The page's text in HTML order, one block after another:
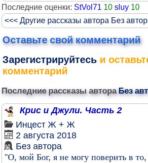
Последние оценки: StVol71 10 sluy 10
<<< Другие рассказы автора Без
Оставьте свой комментарий
Зарегистрируйтесь и
комментарий
Последние рассказы автораБез
Крис и Джули. Часть 2
Инцест Ж + Ж
2 августа 2018
Без автора
"О, мой Бог, я не могу поверить в то,